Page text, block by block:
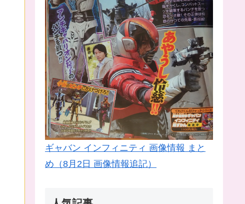
ギャバン インフィニティ 画像情報 まと
め（8月2日 画像情報追記）